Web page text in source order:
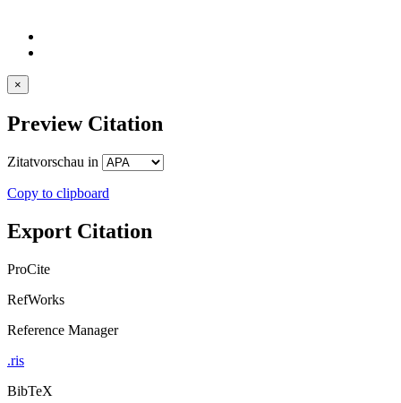
×
Preview Citation
Zitatvorschau in
Copy to clipboard
Export Citation
ProCite
RefWorks
Reference Manager
.ris
BibTeX